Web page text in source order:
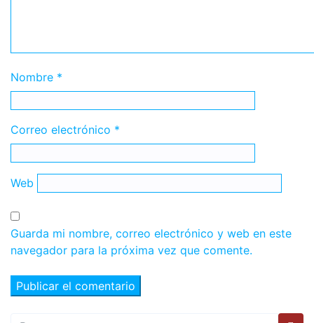
Nombre *
Correo electrónico *
Web
Guarda mi nombre, correo electrónico y web en este
navegador para la próxima vez que comente.